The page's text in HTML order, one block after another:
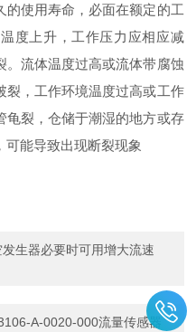
的使用寿命，必面在额定的工
度上升，工作压力应相应减
。流体温度过高或流体带腐蚀
裂，工作环境温度过高或工作
龟裂，仓储于潮湿的地方或存
能导致出现断裂现象
生器必要时可用增大流速
A-0020-000流量传感器